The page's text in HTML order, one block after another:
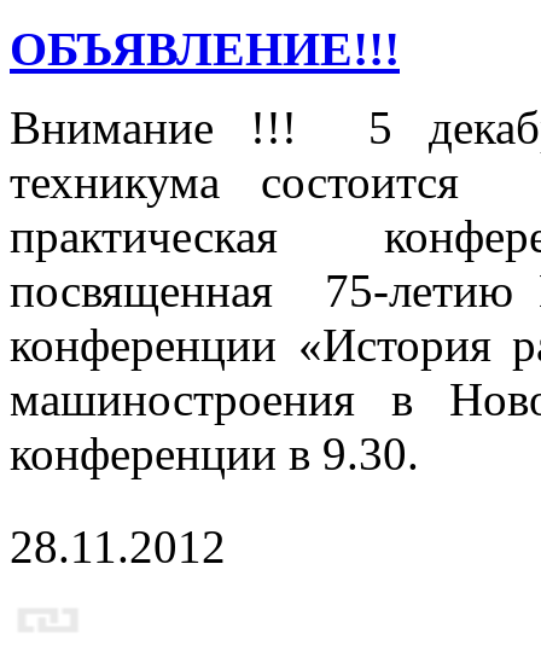
ОБЪЯВЛЕНИЕ!!!
Внимание !!! 5
техникума состоится
практическая
посвященная 75-летию
конференции «История
машиностроения в
конференции в 9.30.
28.11.2012